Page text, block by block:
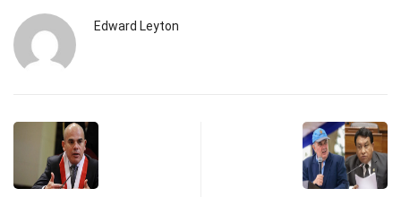
Edward Leyton